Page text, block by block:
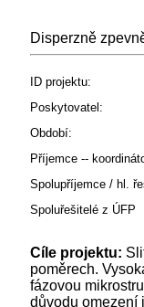
Disperzně
ID projektu:
Poskytovatel:
Období:
Příjemce --
Spolupříjemce / hl.
Spoluřešitelé z ÚFP
Cíle projektu:
poměrech.
fázovou
důvodu omezení